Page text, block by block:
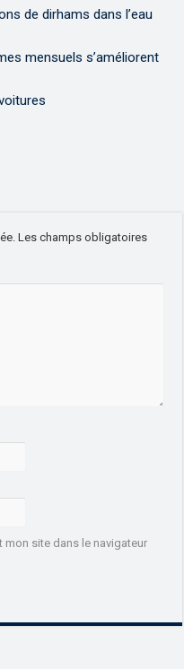
de dirhams dans l’eau
mensuels s’améliorent
Les champs obligatoires
mon site dans le navigateur